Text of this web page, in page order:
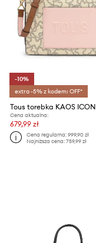
-10%
extra -5% z kodem: OFF*
Tous torebka KAOS ICON
Cena aktualna:
679,99 zł
Cena regularna:999,90 zł
Najniższa cena:759,99 zł